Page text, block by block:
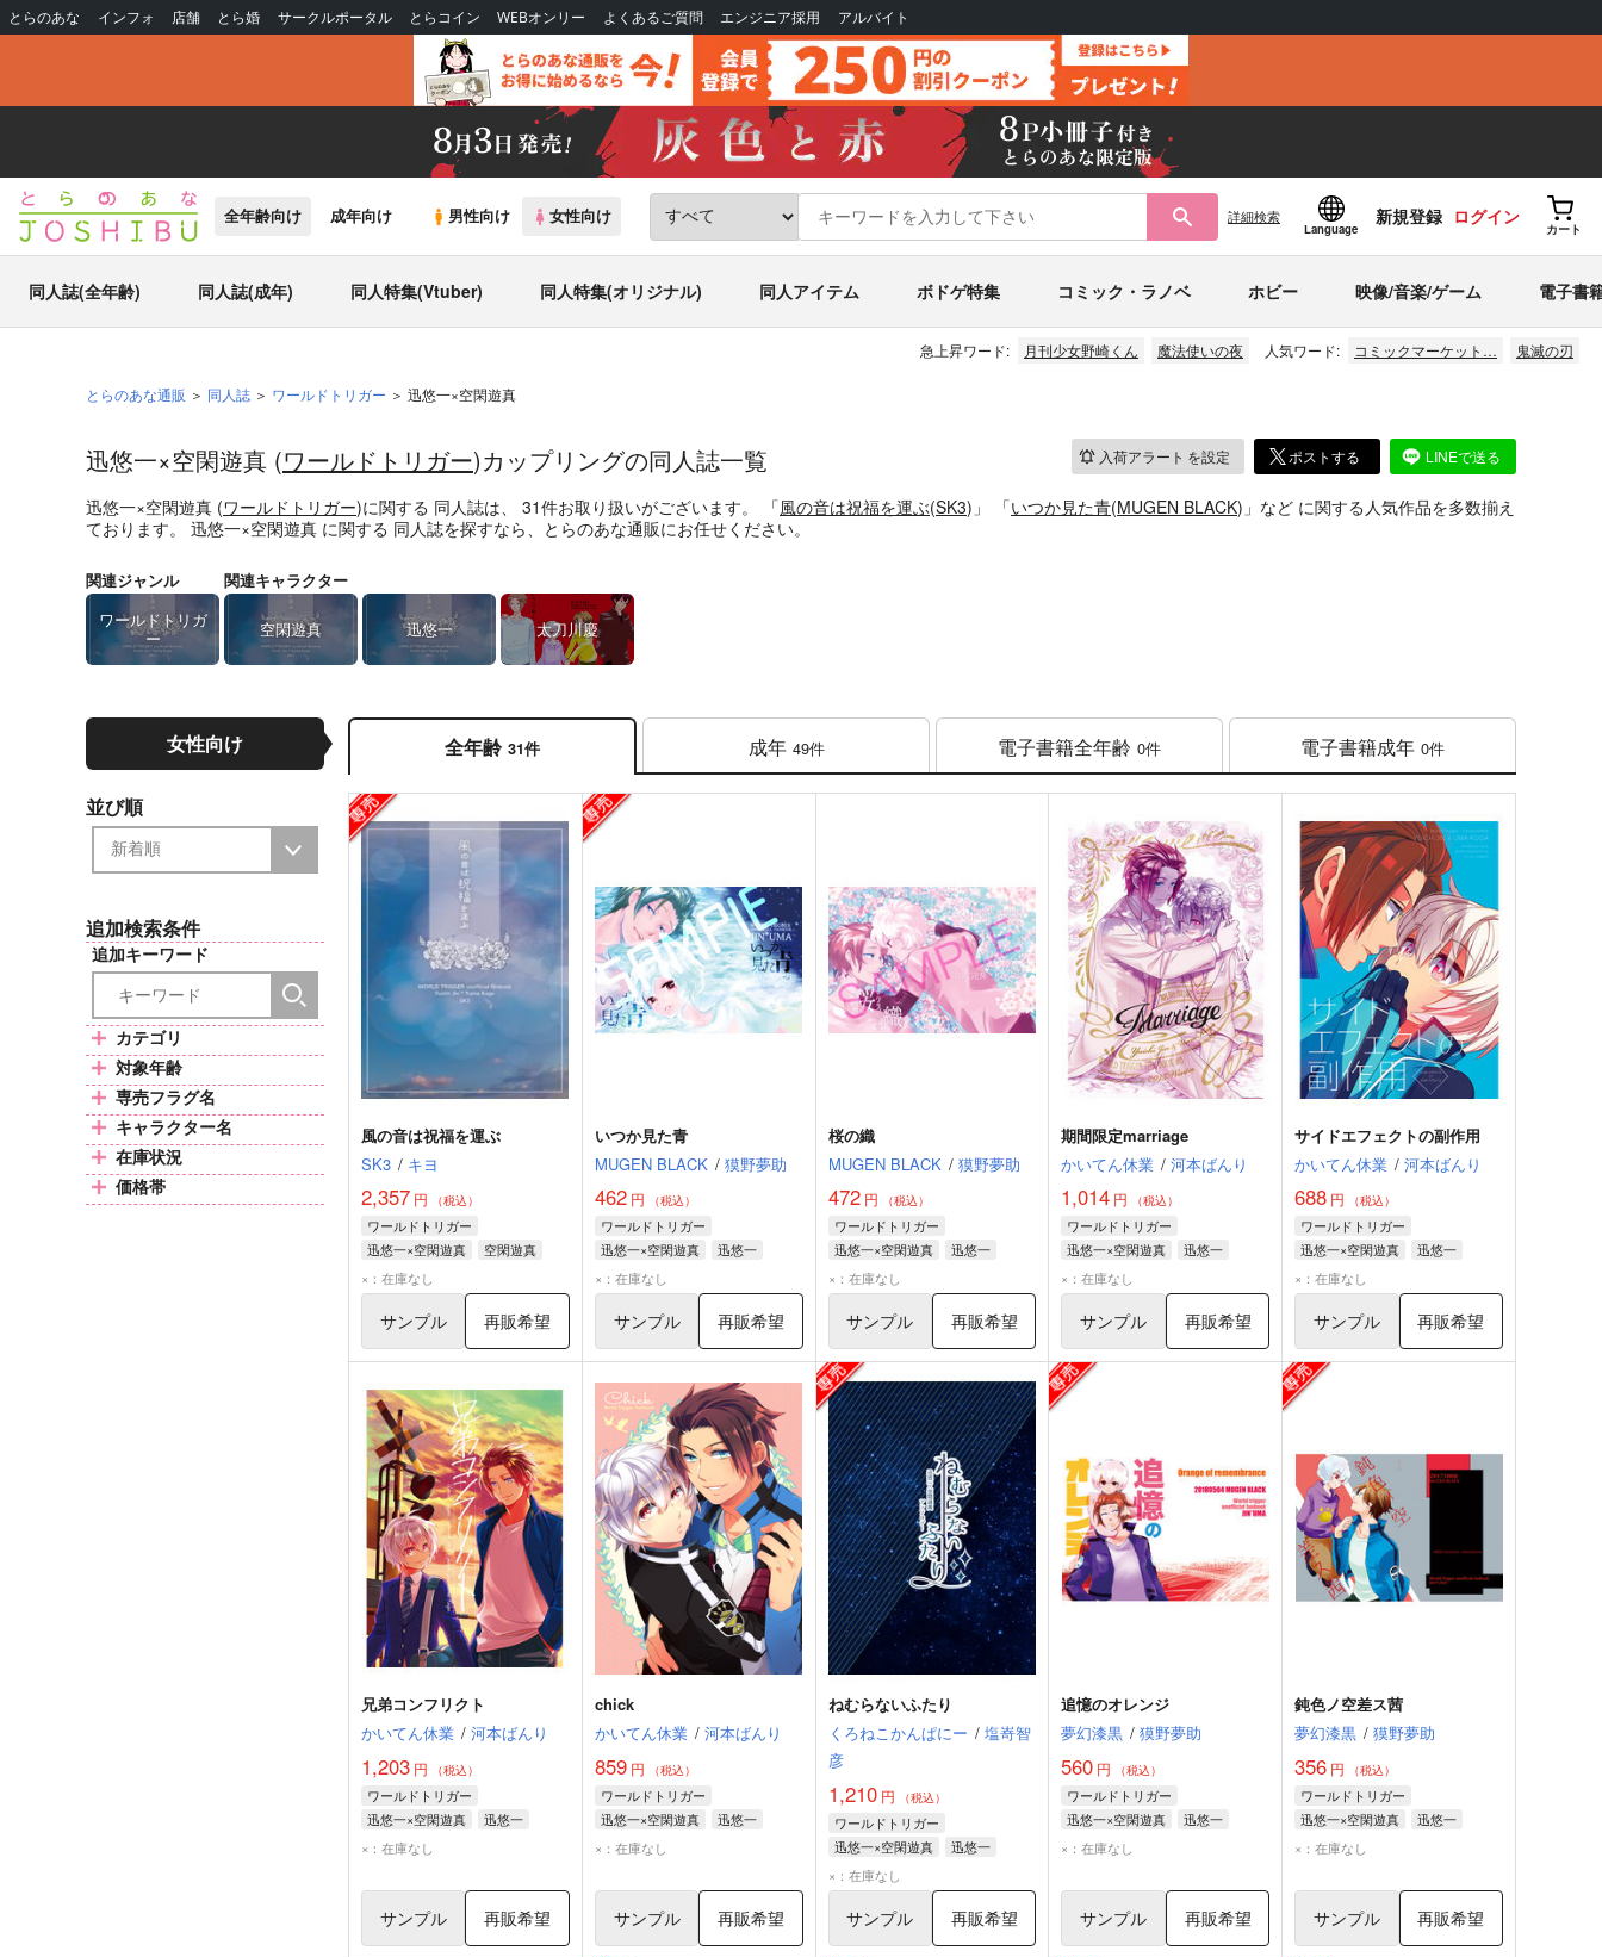
とらのあな インフォ 店舗 とら婚 サークルポータル とらコイン WEBオンリー よくあるご質問 エンジニア採用 アルバイト
全年齢向け 成年向け 男性向け 女性向け 詳細検索
Language
新規登録 ログイン
カート
同人誌(全年齢) 同人誌(成年) 同人特集(Vtuber) 同人特集(オリジナル) 同人アイテム ボドゲ特集 コミック・ラノベ ホビー 映像/音楽/ゲーム 電子書
急上昇ワード: 月刊少女野崎くん 魔法使いの夜 人気ワード: コミックマーケット… 鬼滅の刃
とらのあな通販 同人誌 ワールドトリガー 迅悠一×空閑遊真
入荷アラート を設定 ポストする LINEで送る
迅悠一×空閑遊真 (ワールドトリガー)カップリングの同人誌一覧
迅悠一×空閑遊真 (ワールドトリガー)に関する 同人誌は、 31件お取り扱いがございます。 「風の音は祝福を運ぶ(SK3)」 「いつか見た青(MUGEN BLACK)」 など に関する人気作品を多数揃え
ております。 迅悠一×空閑遊真 に関する 同人誌を探すなら、とらのあな通販にお任せください。
関連ジャンル
ワールドトリガ
ー
関連キャラクター
空閑遊真 迅悠一 太刀川慶
女性向け
並び順
追加検索条件
追加キーワード
カテゴリ
対象年齢
専売フラグ名
キャラクター名
在庫状況
価格帯
全年齢 31件 成年 49件 電子書籍全年齢 0件 電子書籍成年 0件
風の音は祝福を運ぶ
SK3 / キヨ
2,357 円 （税込）
ワールドトリガー
迅悠一×空閑遊真
空閑遊真
迅悠一
×：在庫なし
サンプル 再販希望
いつか見た青
MUGEN BLACK / 獏野夢助
462円 （税込）
ワールドトリガー
迅悠一×空閑遊真
迅悠一
空閑遊真
×：在庫なし
サンプル 再販希望
桜の織
MUGEN BLACK / 獏野夢助
472円 （税込）
ワールドトリガー
迅悠一×空閑遊真
迅悠一
空閑遊真
×：在庫なし
サンプル 再販希望
期間限定marriage
かいてん休業 / 河本ばんり
1,014 円 （税込）
ワールドトリガー
迅悠一×空閑遊真
迅悠一
空閑遊真
×：在庫なし
サンプル 再販希望
サイドエフェクトの副作用
かいてん休業 / 河本ばんり
688 円 （税込）
ワールドトリガー
迅悠一×空閑遊真
迅悠一
空閑遊真
×：在庫なし
サンプル 再販希望
兄弟コンフリクト
かいてん休業 / 河本ばんり
1,203 円 （税込）
ワールドトリガー
迅悠一×空閑遊真
迅悠一
空閑遊真
×：在庫なし
サンプル 再販希望
chick
かいてん休業 / 河本ばんり
859円 （税込）
ワールドトリガー
迅悠一×空閑遊真
迅悠一
空閑遊真
×：在庫なし
サンプル 再販希望
ねむらないふたり
くろねこかんぱにー / 塩嵜智
彦
1,210円 （税込）
ワールドトリガー
迅悠一×空閑遊真
迅悠一
空閑遊真
×：在庫なし
サンプル 再販希望
追憶のオレンジ
夢幻漆黒 / 獏野夢助
560 円 （税込）
ワールドトリガー
迅悠一×空閑遊真
迅悠一
空閑遊真
×：在庫なし
サンプル 再販希望
鈍色ノ空差ス茜
夢幻漆黒 / 獏野夢助
356 円 （税込）
ワールドトリガー
迅悠一×空閑遊真
迅悠一
空閑遊真
×：在庫なし
サンプル 再販希望